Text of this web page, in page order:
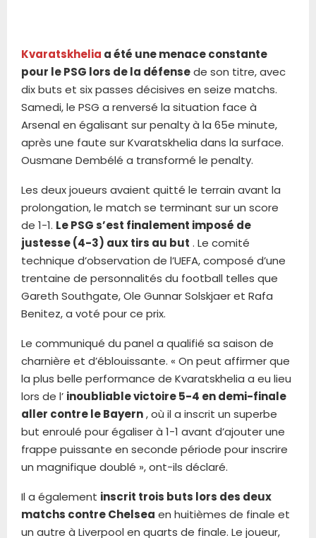
Kvaratskhelia a été une menace constante
pour le PSG lors de la défensede son titre, avec
dix buts et six passes décisives en seize matchs.
Samedi, le PSG a renversé la situation face à
Arsenal en égalisant sur penalty à la 65e minute,
après une faute sur Kvaratskhelia dans la surface.
Ousmane Dembélé a transformé le penalty.
Les deux joueurs avaient quitté le terrain avant la
prolongation, le match se terminant sur un score
de 1-1. Le PSG s’est finalement imposé de
justesse (4-3) aux tirs au but . Le comité
technique d’observation de l’UEFA, composé d’une
trentaine de personnalités du football telles que
Gareth Southgate, Ole Gunnar Solskjaer et Rafa
Benitez, a voté pour ce prix.
Le communiqué du panel a qualifié sa saison de
charnière et d’éblouissante. « On peut affirmer que
la plus belle performance de Kvaratskhelia a eu lieu
lors de l’ inoubliable victoire 5-4 en demi-finale
aller contre le Bayern, où il a inscrit un superbe
but enroulé pour égaliser à 1-1 avant d’ajouter une
frappe puissante en seconde période pour inscrire
un magnifique doublé », ont-ils déclaré.
Il a également inscrit trois buts lors des deux
matchs contre Chelsea en huitièmes de finale et
un autre à Liverpool en quarts de finale. Le joueur,